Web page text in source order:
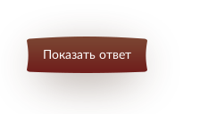
Показать ответ